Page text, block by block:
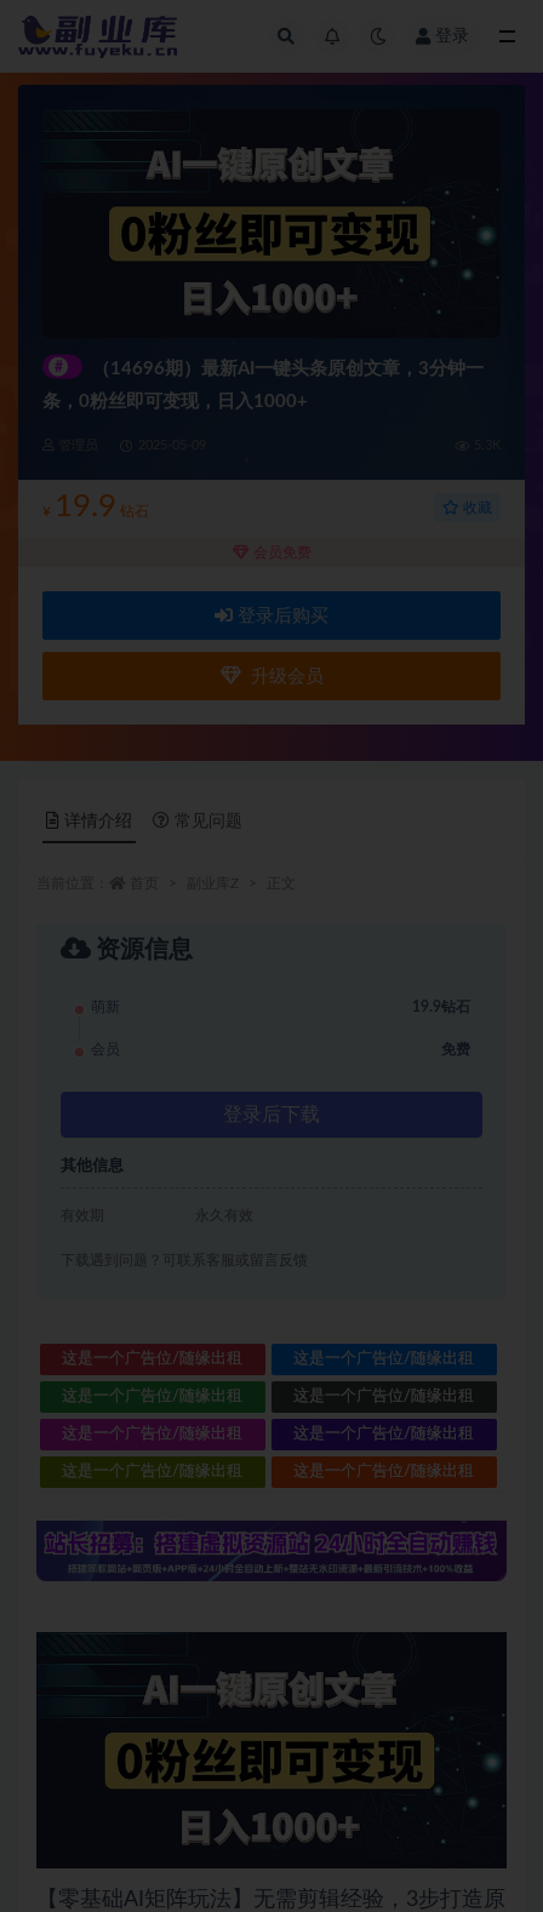
登录
#
（14696期）最新AI一键头条原创文章，3分钟一
条，0粉丝即可变现，日入1000+
¥ 19.9 钻石 收藏
会员免费
登录后购买
升级会员
详情介绍 常见问题
资源信息
萌新 19.9钻石
会员 免费
登录后下载
其他信息
有效期 永久有效
下载遇到问题？可联系客服或留言反馈
这是一个广告位/随缘出租 这是一个广告位/随缘出租
这是一个广告位/随缘出租 这是一个广告位/随缘出租
这是一个广告位/随缘出租 这是一个广告位/随缘出租
这是一个广告位/随缘出租 这是一个广告位/随缘出租
【零基础AI矩阵玩法】无需剪辑经验，3步打造原